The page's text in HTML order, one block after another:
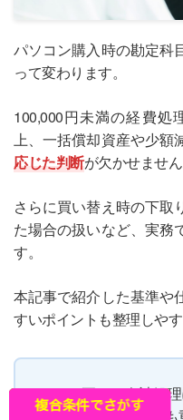
パソコン購入時の勘定科
って変わります。
100,000円未満の経費処
上、一括償却資産や少額
応じた判断が欠かせません
さらに買い替え時の下取
た場合の扱いなど、実務
す。
本記事で紹介した基準や
すいポイントも整理しやす
また、正しい会計処